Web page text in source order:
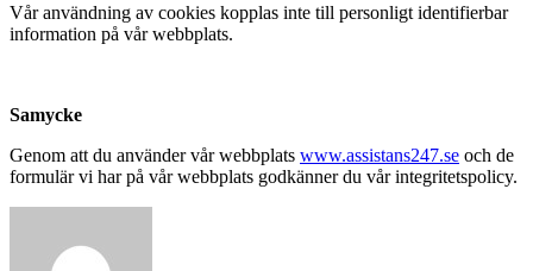
Vår användning av cookies kopplas inte till personligt identifierbar
information på vår webbplats.
Samycke
Genom att du använder vår webbplats www.assistans247.se och de
formulär vi har på vår webbplats godkänner du vår integritetspolicy.